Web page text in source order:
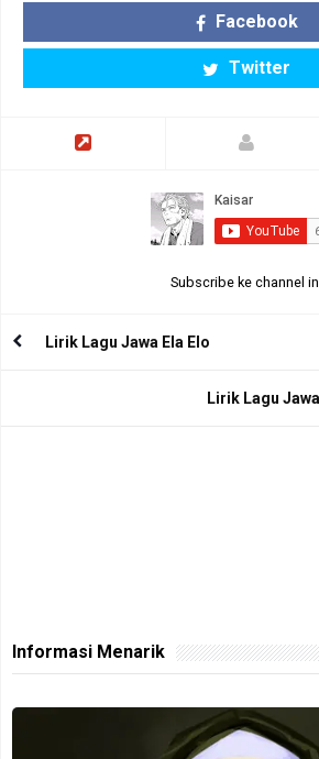
Facebook
Twitter
Subscribe ke channel
Lirik Lagu Jawa Ela Elo
Lirik Lagu
Informasi Menarik